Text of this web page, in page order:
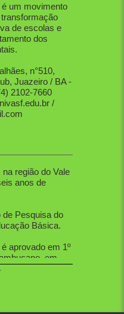
um movimento
de escolas e
dos
n°510,
Juazeiro / BA -
2102-7660
/
mais de
região do Vale
anos de
Pesquisa do
Básica.
aprovado em 1º
em